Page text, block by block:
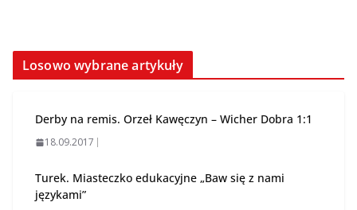
Losowo wybrane artykuły
Derby na remis. Orzeł Kawęczyn – Wicher Dobra 1:1
18.09.2017
Turek. Miasteczko edukacyjne „Baw się z nami
językami”